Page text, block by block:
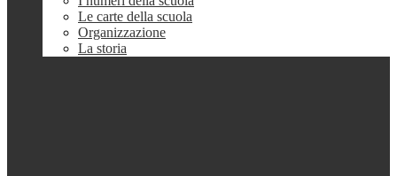
Le carte della scuola
Organizzazione
La storia